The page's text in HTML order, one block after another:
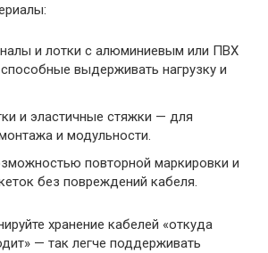
и лотки с алюминиевым или ПВХ
выдерживать нагрузку и
и эластичные стяжки — для
и модульности.
повторной маркировки и
без повреждений кабеля.
хранение кабелей «откуда
— так легче поддерживать